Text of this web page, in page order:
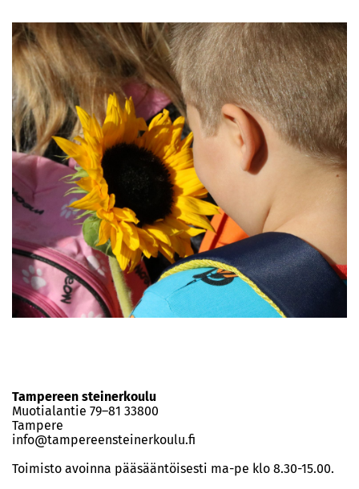
Tampereen steinerkoulu
Muotialantie 79–81 33800
Tampere
info@tampereensteinerkoulu.fi
Toimisto avoinna pääsääntöisesti ma-pe klo 8.30-15.00.